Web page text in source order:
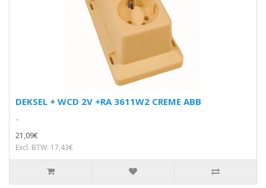
DEKSEL + WCD 2V +RA 3611W2 CREME ABB
..
21,09€
Excl. BTW: 17,43€